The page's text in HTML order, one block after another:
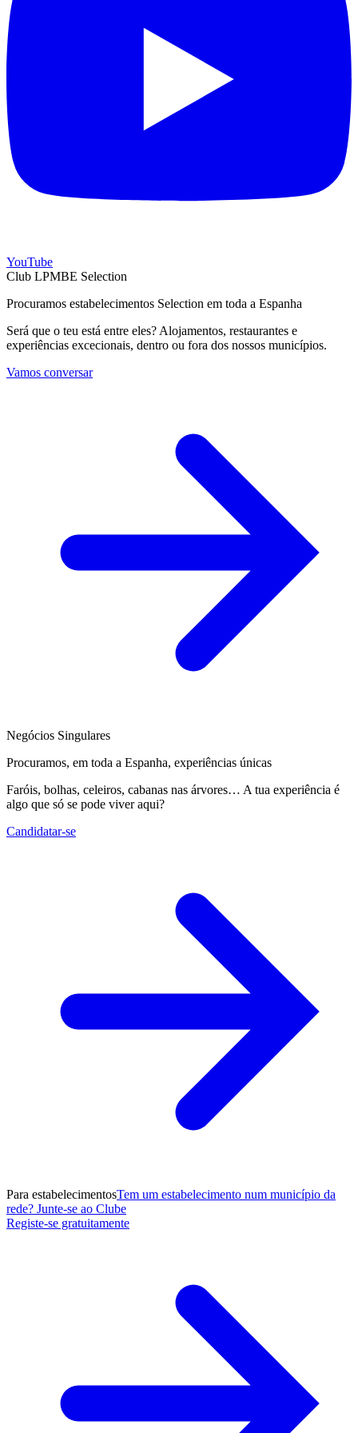
YouTube
Club LPMBE Selection
Procuramos estabelecimentos Selection em toda a Espanha
Será que o teu está entre eles? Alojamentos, restaurantes e
experiências excecionais, dentro ou fora dos nossos municípios.
Vamos conversar
Negócios Singulares
Procuramos, em toda a Espanha, experiências únicas
Faróis, bolhas, celeiros, cabanas nas árvores… A tua experiência é
algo que só se pode viver aqui?
Candidatar-se
Para estabelecimentosTem um estabelecimento num município da
rede? Junte-se ao Clube
Registe-se gratuitamente